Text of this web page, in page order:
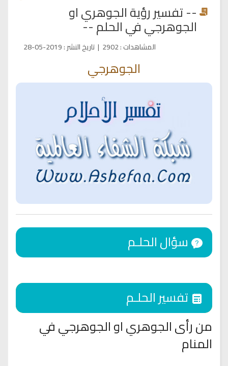
-- تفسير رؤية الجوهري او
الجوهرجي في الحلم --
المشاهدات:
2902
| تاريخ النشر:
2019-05-28
الجوهرجي
من رأى الجوهري او الجوهرجي في
المنام